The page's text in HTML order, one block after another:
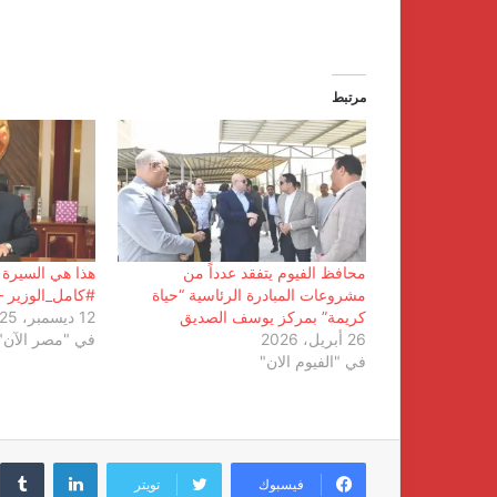
مرتبط
محافظ الفيوم يتفقد عدداً من
مشروعات المبادرة الرئاسية “حياة
كريمة” بمركز يوسف الصديق
26 أبريل، 2026
في "الفيوم الان"
هذا هي السيرة
#كامل_الوزير
12 ديسمبر، 2025
في "مصر
فيسبوك تويتر
لينكدإن